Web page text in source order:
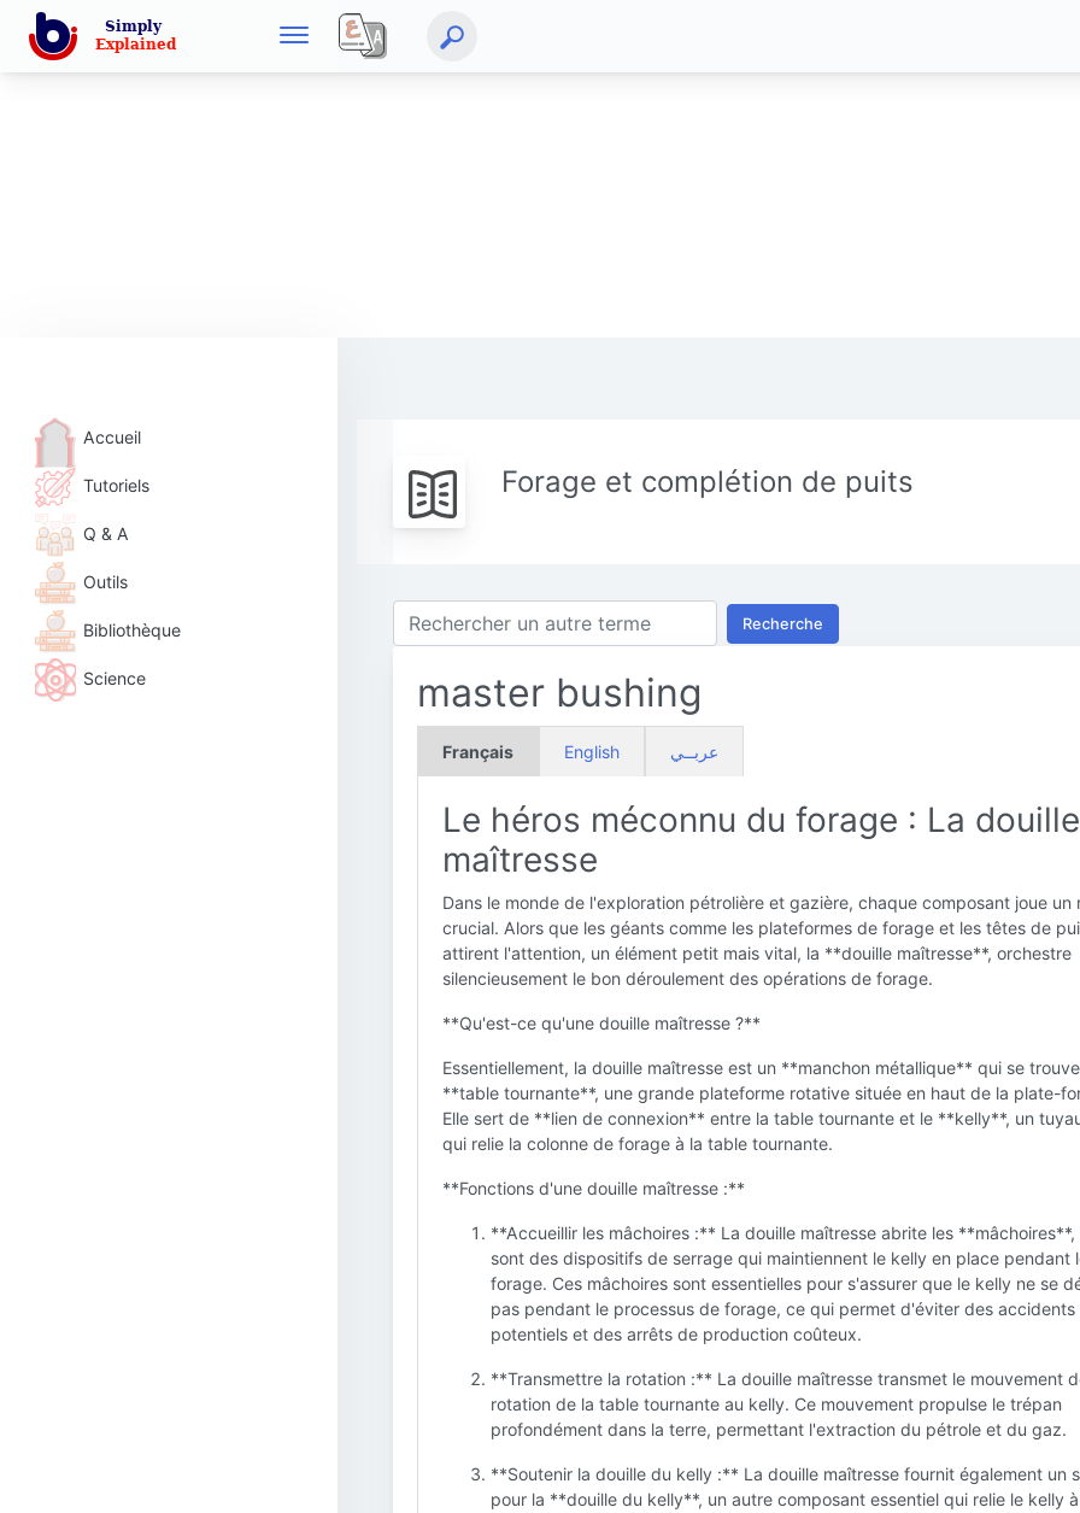
Accueil
Tutoriels
Q & A
Outils
Bibliothèque
Science
Forage et complétion de puits
Recherche
master bushing
Français English عربــي
Le héros méconnu du forage : La douille
maîtresse
Dans le monde de l'exploration pétrolière et gazière, chaque composant joue un
crucial. Alors que les géants comme les plateformes de forage et les têtes de
attirent l'attention, un élément petit mais vital, la **douille maîtresse**, orchestre
silencieusement le bon déroulement des opérations de forage.
**Qu'est-ce qu'une douille maîtresse ?**
Essentiellement, la douille maîtresse est un **manchon métallique** qui se
**table tournante**, une grande plateforme rotative située en haut de la plate-
Elle sert de **lien de connexion** entre la table tournante et le **kelly**, un
qui relie la colonne de forage à la table tournante.
**Fonctions d'une douille maîtresse :**
**Accueillir les mâchoires :** La douille maîtresse abrite les **mâchoires**,
sont des dispositifs de serrage qui maintiennent le kelly en place pendant
forage. Ces mâchoires sont essentielles pour s'assurer que le kelly ne se
pas pendant le processus de forage, ce qui permet d'éviter des accidents
potentiels et des arrêts de production coûteux.
**Transmettre la rotation :** La douille maîtresse transmet le mouvement
rotation de la table tournante au kelly. Ce mouvement propulse le trépan
profondément dans la terre, permettant l'extraction du pétrole et du gaz.
**Soutenir la douille du kelly :** La douille maîtresse fournit également un
pour la **douille du kelly**, un autre composant essentiel qui relie le kelly